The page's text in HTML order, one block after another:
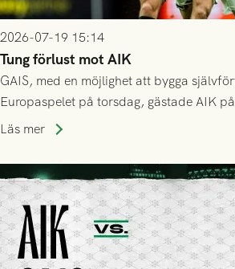
2026-07-19 15:14
Tung förlust mot AIK
GAIS, med en möjlighet att bygga
Europaspelet på torsdag, gästade AIK
Stockholm . Men trots konstant hotande i
lyckades få in 2-0.
Läs mer